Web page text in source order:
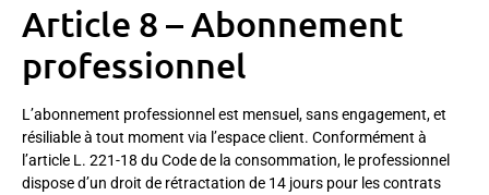
Article 8 – Abonnement
professionnel
L’abonnement professionnel est mensuel, sans engagement, et
résiliable à tout moment via l’espace client. Conformément à
l’article L. 221-18 du Code de la consommation, le professionnel
dispose d’un droit de rétractation de 14 jours pour les contrats